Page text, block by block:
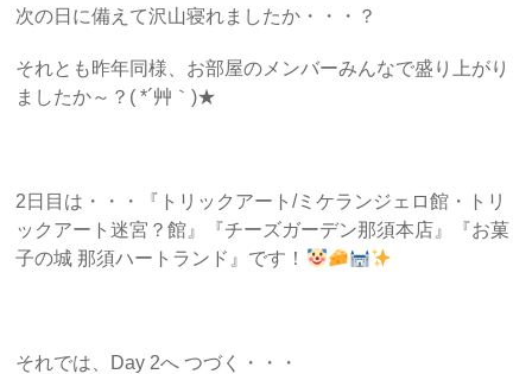
次の日に備えて沢山寝れましたか・・・？
それとも昨年同様、お部屋のメンバーみんなで盛り上がり
ましたか～？( *´艸｀)★
2日目は・・・『トリックアート/ミケランジェロ館・トリ
ックアート迷宮？館』『チーズガーデン那須本店』『お菓
子の城 那須ハートランド』です！
それでは、Day 2へ つづく・・・